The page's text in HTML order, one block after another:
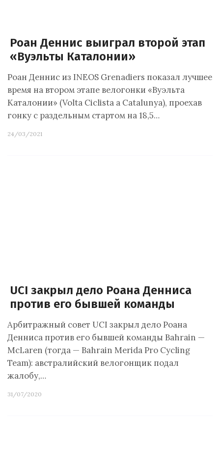
Роан Деннис выиграл второй этап
«Вуэльты Каталонии»
Роан Деннис из INEOS Grenadiers показал лучшее
время на втором этапе велогонки «Вуэльта
Каталонии» (Volta Ciclista a Catalunya), проехав
гонку с раздельным стартом на 18,5…
24/03/2021
UCI закрыл дело Роана Денниса
против его бывшей команды
Арбитражный совет UCI закрыл дело Роана
Денниса против его бывшей команды Bahrain —
McLaren (тогда — Bahrain Merida Pro Cycling
Team): австралийский велогонщик подал
жалобу,…
31/07/2020